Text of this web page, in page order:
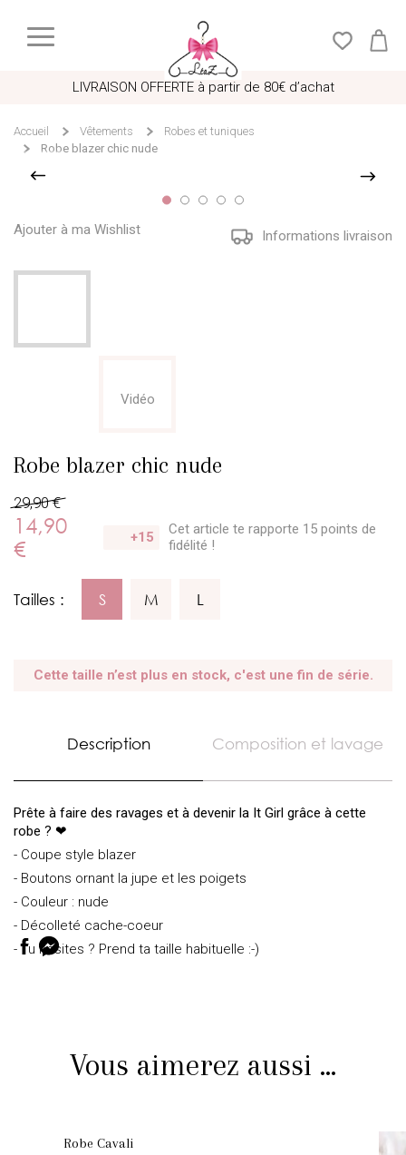
LIVRAISON OFFERTE à partir de 80€ d’achat
Accueil Vêtements
Robes et tuniques
Robe blazer chic nude
Ajouter à ma Wishlist Informations livraison
Vidéo
Robe blazer chic nude
29,90 €
14,90
€
+15 Cet article te rapporte 15 points de
fidélité !
Tailles : S M L
Cette taille n’est plus en stock, c'est une fin de série.
Description Composition et lavage
Prête à faire des ravages et à devenir la It Girl grâce à cette
robe ? ❤
- Coupe style blazer
- Boutons ornant la jupe et les poigets
- Couleur : nude
- Décolleté cache-coeur
- Tu hésites ? Prend ta taille habituelle :-)
Vous aimerez aussi ...
Robe Cavali